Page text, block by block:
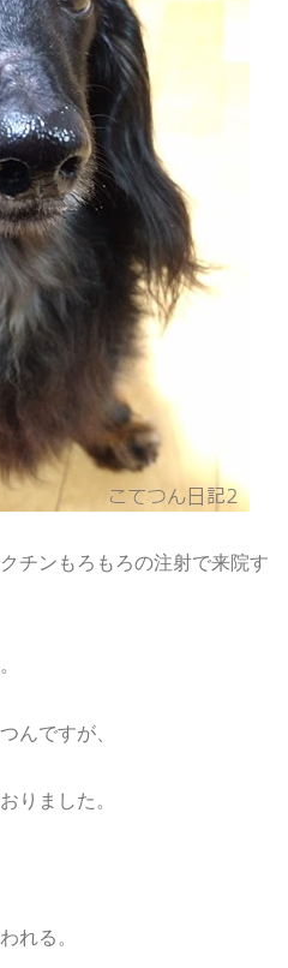
チンもろもろの注射で来院す
んですが、
りました。
れる。